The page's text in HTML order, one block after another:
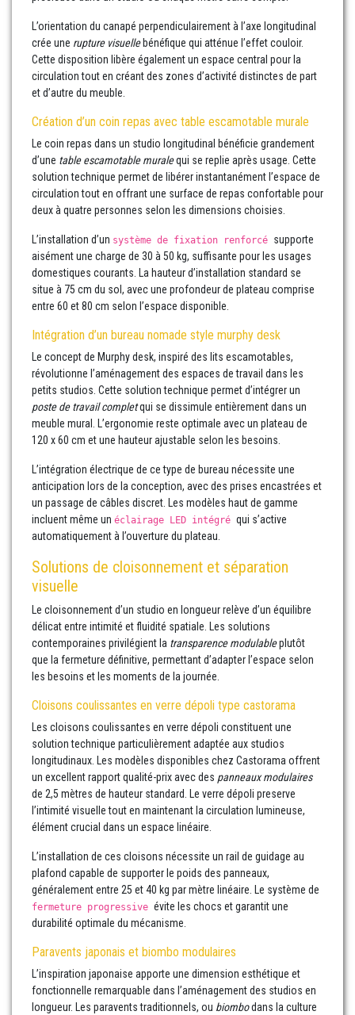
L’orientation du canapé perpendiculairement à l’axe longitudinal
crée une rupture visuelle bénéfique qui atténue l’effet couloir.
Cette disposition libère également un espace central pour la
circulation tout en créant des zones d’activité distinctes de part
et d’autre du meuble.
Création d’un coin repas avec table escamotable murale
Le coin repas dans un studio longitudinal bénéficie grandement
d’une table escamotable muralequi se replie après usage. Cette
solution technique permet de libérer instantanément l’espace de
circulation tout en offrant une surface de repas confortable pour
deux à quatre personnes selon les dimensions choisies.
L’installation d’un système de fixation renforcé supporte
aisément une charge de 30 à 50 kg, suffisante pour les usages
domestiques courants. La hauteur d’installation standard se
situe à 75 cm du sol, avec une profondeur de plateau comprise
entre 60 et 80 cm selon l’espace disponible.
Intégration d’un bureau nomade style murphy desk
Le concept de Murphy desk, inspiré des lits escamotables,
révolutionne l’aménagement des espaces de travail dans les
petits studios. Cette solution technique permet d’intégrer un
poste de travail completqui se dissimule entièrement dans un
meuble mural. L’ergonomie reste optimale avec un plateau de
120 x 60 cm et une hauteur ajustable selon les besoins.
L’intégration électrique de ce type de bureau nécessite une
anticipation lors de la conception, avec des prises encastrées et
un passage de câbles discret. Les modèles haut de gamme
incluent même un éclairage LED intégré qui s’active
automatiquement à l’ouverture du plateau.
Solutions de cloisonnement et séparation
visuelle
Le cloisonnement d’un studio en longueur relève d’un équilibre
délicat entre intimité et fluidité spatiale. Les solutions
contemporaines privilégient la transparence modulableplutôt
que la fermeture définitive, permettant d’adapter l’espace selon
les besoins et les moments de la journée.
Cloisons coulissantes en verre dépoli type castorama
Les cloisons coulissantes en verre dépoli constituent une
solution technique particulièrement adaptée aux studios
longitudinaux. Les modèles disponibles chez Castorama offrent
un excellent rapport qualité-prix avec des panneaux modulaires
de 2,5 mètres de hauteur standard. Le verre dépoli preserve
l’intimité visuelle tout en maintenant la circulation lumineuse,
élément crucial dans un espace linéaire.
L’installation de ces cloisons nécessite un rail de guidage au
plafond capable de supporter le poids des panneaux,
généralement entre 25 et 40 kg par mètre linéaire. Le système de
fermeture progressive évite les chocs et garantit une
durabilité optimale du mécanisme.
Paravents japonais et biombo modulaires
L’inspiration japonaise apporte une dimension esthétique et
fonctionnelle remarquable dans l’aménagement des studios en
longueur. Les paravents traditionnels, ou biombodans la culture